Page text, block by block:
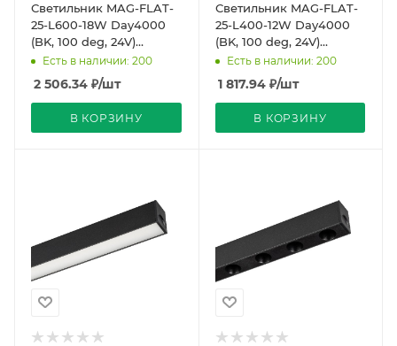
Светильник MAG-FLAT-
25-L600-18W Day4000
(BK, 100 deg, 24V)
(Arlight, IP20 Металл, 5
Есть в наличии: 200
2 506.34 ₽/шт
В КОРЗИНУ
Светильник MAG-FLAT-
25-L400-12W Day4000
(BK, 100 deg, 24V)
(Arlight, IP20 Металл, 5
Есть в наличии: 200
1 817.94₽/шт
В КОРЗИНУ